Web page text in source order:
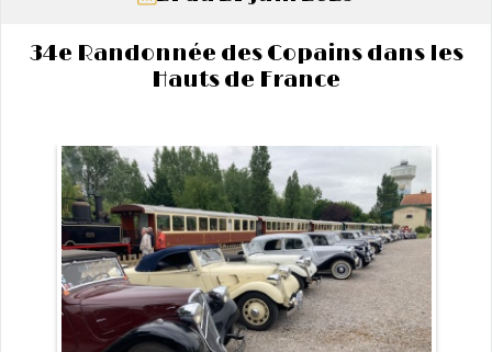
34e Randonnée des Copains dans les
Hauts de France